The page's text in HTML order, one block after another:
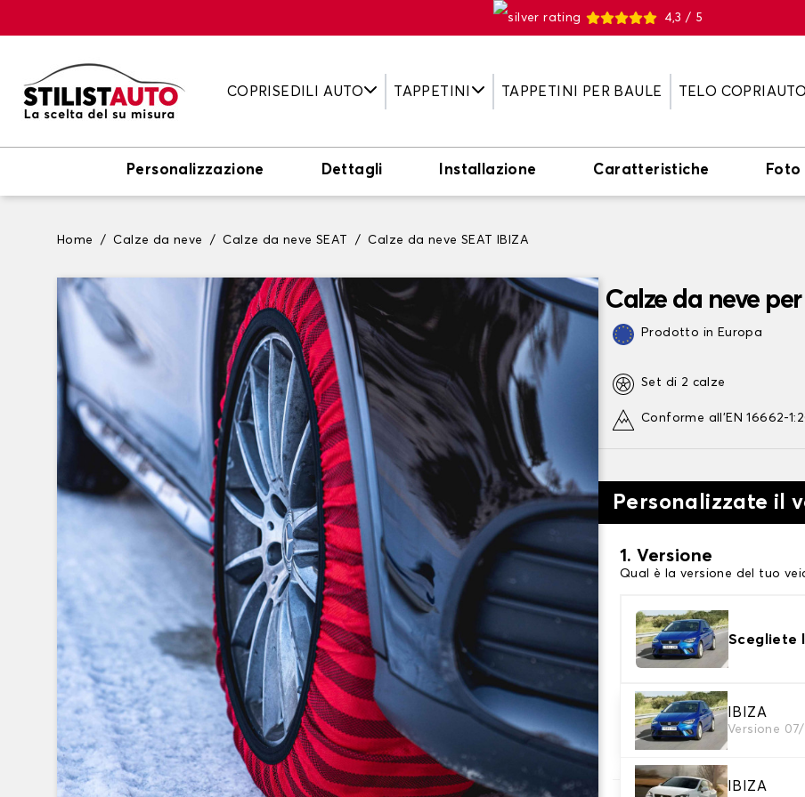
4,3 / 5
COPRISEDILI AUTO TAPPETINI TAPPETINI PER BAULE TELO COPRIAUTO
Personalizzazione Dettagli Installazione Caratteristiche Foto
Home Calze da neve Calze da neve SEAT Calze da neve SEAT IBIZA
Calze da neve
Prodotto in Europa
Set di 2 calze
Conforme all'EN 16662-
Personalizzate il
1. Versione
Qual è la versione del tuo
Scegliete
IBIZA
Versione
IBIZA
2. Finitura a calza
Scegli le calze da neve